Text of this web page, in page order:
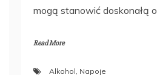
mogą stanowić doskonałą
Read More
Alkohol, Napoje